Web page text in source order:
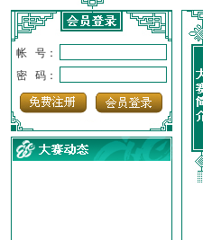
帐 号：
密 码：